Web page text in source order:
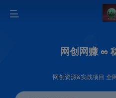
网创网赚 ∞
网创资源&实战项目 全